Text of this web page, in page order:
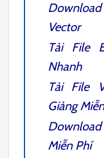
Download
Vector
Tải File
Nhanh
Tải File
Giảng
Miễn Phí